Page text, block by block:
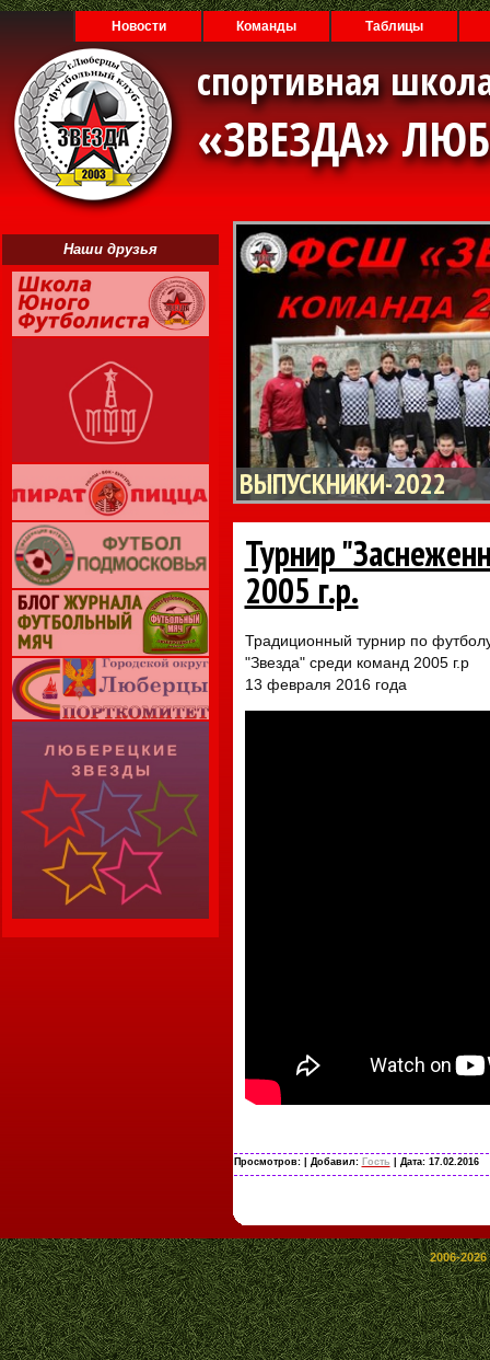
Новости Команды Таблицы
спортивная
«ЗВЕЗДА»
Наши друзья
ВЫПУСКНИКИ-2022
Турнир
2005 г.р.
Традиционный турнир по
"Звезда" среди команд 2005 г.р
13 февраля 2016 года
Просмотров: | Добавил: Гость | Дата: 17.02.2016
2006-